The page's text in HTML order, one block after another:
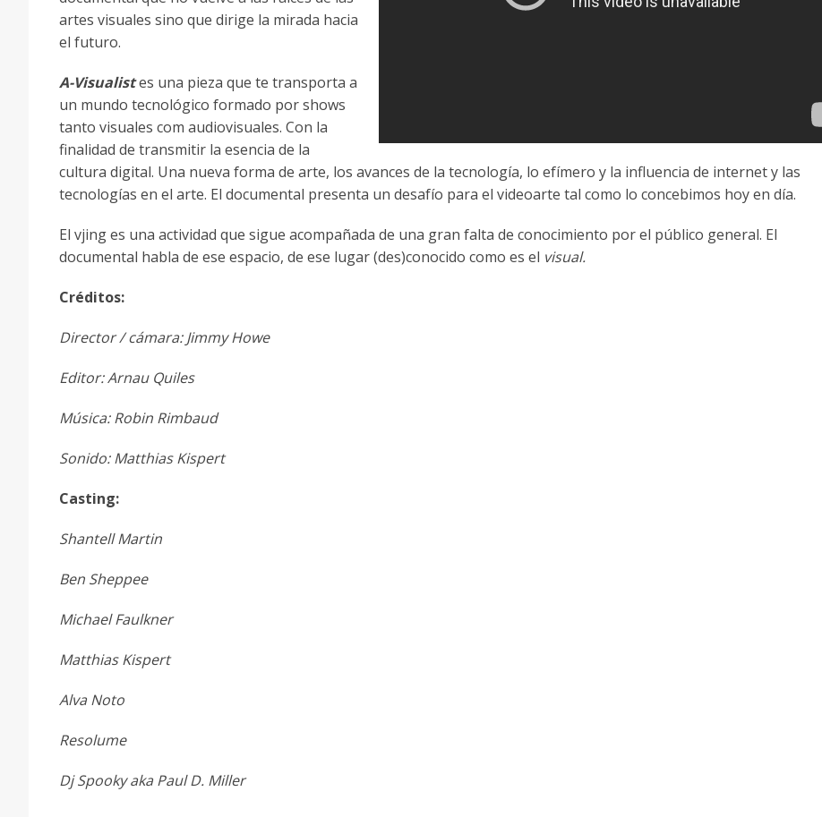
artes visuales sino que dirige la mirada hacia
el futuro.
A-Visualistes una pieza que te transporta a
un mundo tecnológico formado por shows
tanto visuales com audiovisuales. Con la
finalidad de transmitir la esencia de la
cultura digital. Una nueva forma de arte, los avances de la tecnología, lo efímero y la influencia de internet y las
tecnologías en el arte. El documental presenta un desafío para el videoarte tal como lo concebimos hoy en día.
El vjing es una actividad que sigue acompañada de una gran falta de conocimiento por el público general. El
documental habla de ese espacio, de ese lugar (des)conocido como es el visual.
Créditos:
Director / cámara: Jimmy Howe
Editor: Arnau Quiles
Música: Robin Rimbaud
Sonido: Matthias Kispert
Casting:
Shantell Martin
Ben Sheppee
Michael Faulkner
Matthias Kispert
Alva Noto
Resolume
Dj Spooky aka Paul D. Miller